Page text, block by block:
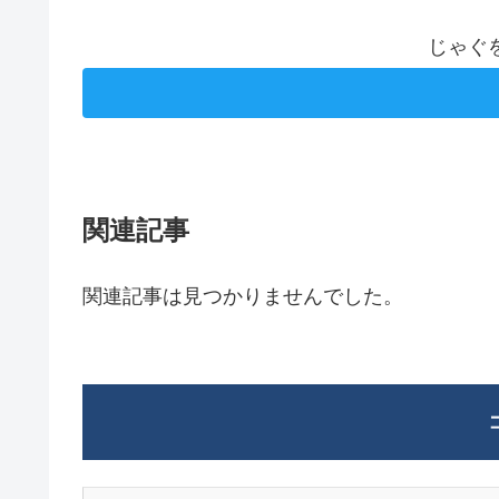
じゃぐ
関連記事
関連記事は見つかりませんでした。